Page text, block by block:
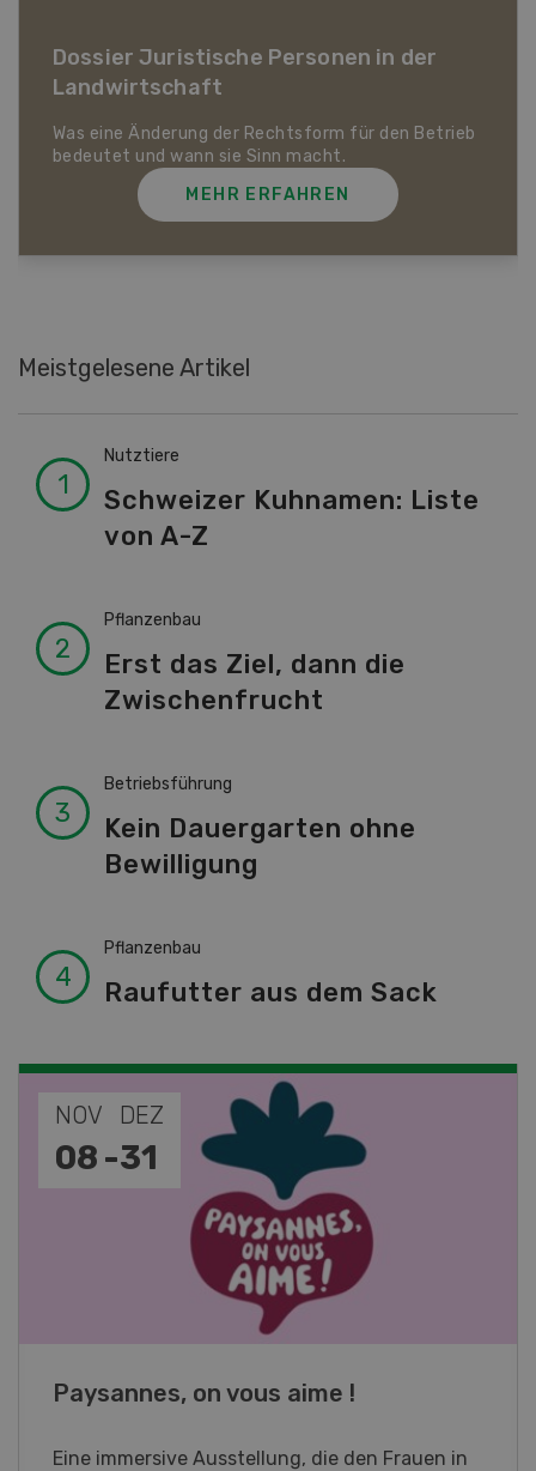
Dossier Bio-Artikel
MEHR ERFAHREN
Meistgelesene Artikel
Nutztiere
Schweizer Kuhnamen: Liste
von A-Z
Pflanzenbau
Erst das Ziel, dann die
Zwischenfrucht
Betriebsführung
Kein Dauergarten ohne
Bewilligung
Pflanzenbau
Raufutter aus dem Sack
NOV
19 -
JAN
28
Fachkurs Aquakultur
Sind Sie in der Fischzucht tätig oder